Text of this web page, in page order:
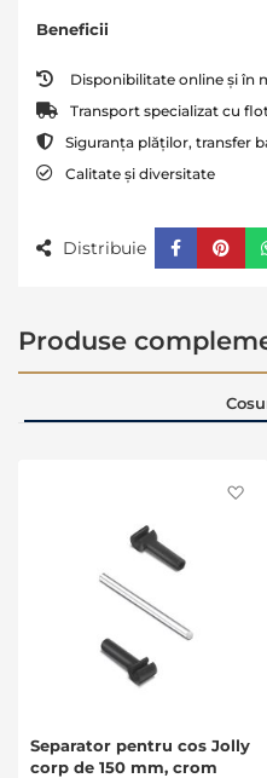
Beneficii
Disponibilitate online și în
Transport specializat cu
Siguranța plăților, transfer
Calitate și diversitate
Distribuie
Produse
Separator pentru cos Jolly
corp de 150 mm, crom